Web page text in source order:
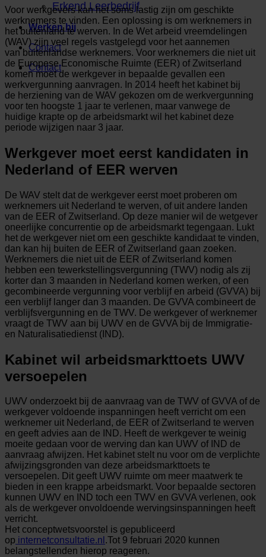
Erkend Leerbedrijf
Werken bij
Contact
Contact
Voor werkgevers kan het soms lastig zijn om geschikte
werknemers te vinden. Een oplossing is om werknemers in
het buitenland te werven. In de Wet arbeid vreemdelingen
(WAV) zijn veel regels vastgelegd voor het aannemen
van buitenlandse werknemers. Voor werknemers die niet uit
de Europese Economische Ruimte (EER) of Zwitserland
komen moet de werkgever in bepaalde gevallen een
werkvergunning aanvragen. In 2014 heeft het kabinet bij
de herziening van de WAV gekozen om de werkvergunning
voor ten hoogste 1 jaar te verlenen, maar vanwege de
huidige krapte op de arbeidsmarkt wil het kabinet deze
periode wijzigen naar 3 jaar.
Werkgever moet eerst kandidaten in
Nederland of EER werven
De WAV stelt dat de werkgever eerst moet proberen om
werknemers uit Nederland te werven, of uit andere landen
van de EER of Zwitserland. Op deze manier wil de wetgever
oneerlijke concurrentie op de arbeidsmarkt tegengaan. Lukt
het de werkgever niet om een geschikte kandidaat te vinden,
dan kan hij buiten de EER of Zwitserland gaan zoeken.
Werknemers die niet uit de EER of Zwitserland komen
hebben een tewerkstellingsvergunning (TWV) nodig als zij
korter dan 3 maanden in Nederland komen werken, of een
gecombineerde vergunning voor verblijf en arbeid (GVVA) bij
een verblijf langer dan 3 maanden. De GVVA combineert de
verblijfsvergunning en de TWV. De werkgever of werknemer
vraagt de TWV aan bij UWV en de GVVA bij de Immigratie-
en Naturalisatiedienst (IND).
Kabinet wil arbeidsmarkttoets UWV
versoepelen
UWV onderzoekt bij de aanvraag van de TWV of GVVA of de
werkgever voldoende inspanningen heeft verricht om een
werknemer uit Nederland, de EER of Zwitserland te werven
en geeft advies aan de IND. Heeft de werkgever te weinig
moeite gedaan voor de werving dan kan UWV of IND de
aanvraag afwijzen. Het kabinet stelt nu voor om de verplichte
afwijzingsgronden van deze arbeidsmarkttoets te
versoepelen. Dit geeft UWV ruimte om meer maatwerk te
bieden in een krappe arbeidsmarkt. Voor bepaalde sectoren
kunnen UWV en IND toch een TWV en GVVA verlenen, ook
als de werkgever onvoldoende wervingsinspanningen heeft
verricht.
Het conceptwetsvoorstel is gepubliceerd
op internetconsultatie.nl .Tot 9 februari 2020 kunnen
belangstellenden hierop reageren.